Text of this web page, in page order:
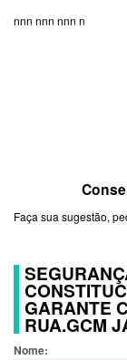
nnn nnn nnn n
Faça sua sugestão,
GARANTE
RUA.GCM
Nome: